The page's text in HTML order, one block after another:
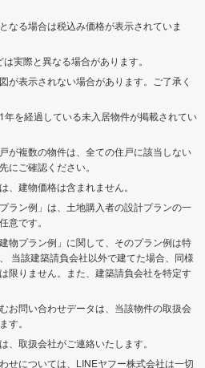
なる場合は税込み価格が表示されていま
実際と異なる場合があります。
が表示されない場合があります。ご了承く
年を経過している未入居物件が掲載されてい
が複数の物件は、全ての住戸に該当しない
にご確認ください。
、建物価格は含まれません。
ラン例」は、土地購入者の設計プランの一
意です。
物プラン例」に関して、そのプラン例は特
当該建築請負会社以外で建てた場合、同様
限りません。また、建築請負会社を特定す
お問い合わせデータは、当該物件の取扱会
す。
、取扱会社がご連絡いたします。
せについては、LINEヤフー株式会社は一切